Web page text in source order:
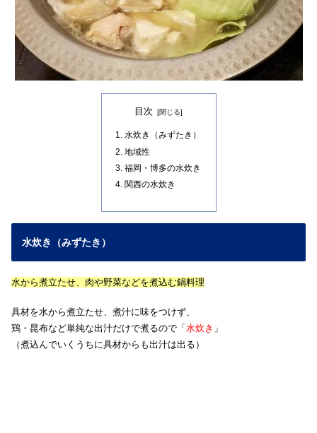
目次
水炊き（みずたき）
地域性
福岡・博多の水炊き
関西の水炊き
水炊き（みずたき）
水から煮立たせ、肉や野菜などを煮込む鍋料理
具材を水から煮立たせ、煮汁に味をつけず、
鶏・昆布など単純な出汁だけで煮るので「水炊き 」
（煮込んでいくうちに具材からも出汁は出る）